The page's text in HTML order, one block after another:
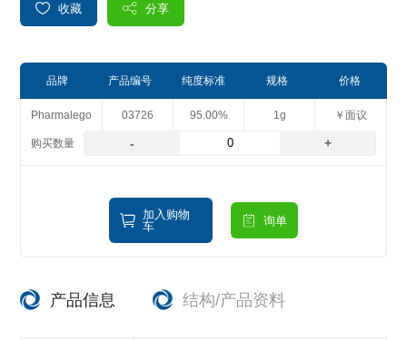
收藏 分享
品牌 产品编号 纯度标准 规格 价格
Pharmalego 03726 95.00% 1g ￥面议
- +
加入购物
车
询单
产品信息 结构/产品资料